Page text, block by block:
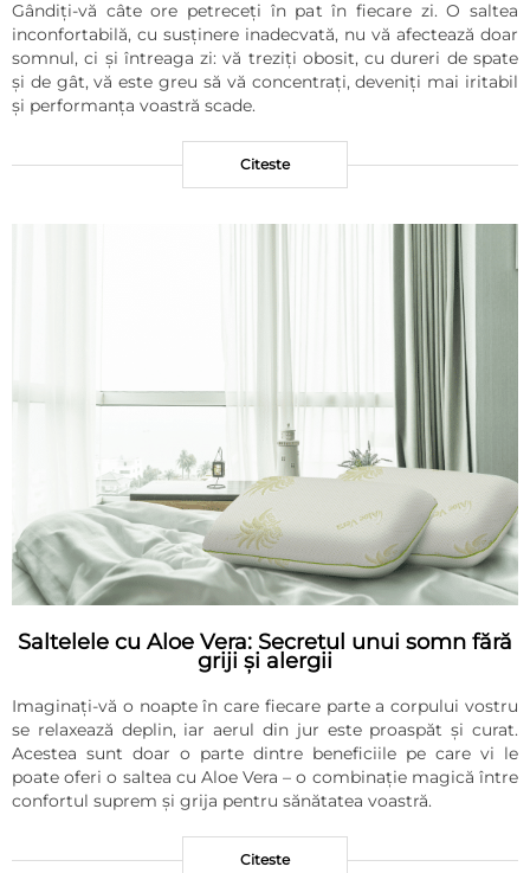
Gândiți-vă câte ore petreceți în pat în fiecare zi. O saltea
inconfortabilă, cu susținere inadecvată, nu vă afectează doar
somnul, ci și întreaga zi: vă treziți obosit, cu dureri de spate
și de gât, vă este greu să vă concentrați, deveniți mai iritabil
și performanța voastră scade.
Citeste
Saltelele cu Aloe Vera: Secretul unui somn fără
griji și alergii
Imaginați-vă o noapte în care fiecare parte a corpului vostru
se relaxează deplin, iar aerul din jur este proaspăt și curat.
Acestea sunt doar o parte dintre beneficiile pe care vi le
poate oferi o saltea cu Aloe Vera – o combinație magică între
confortul suprem și grija pentru sănătatea voastră.
Citeste